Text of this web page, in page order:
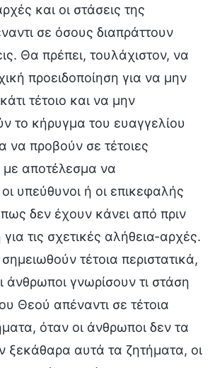
και οι στάσεις της
σε όσους διαπράττουν
Θα πρέπει, τουλάχιστον, να
προειδοποίηση για να μην
τέτοιο και να μην
το κήρυγμα του ευαγγελίου
να προβούν σε τέτοιες
με αποτέλεσμα να
υπεύθυνοι ή οι επικεφαλής
πως δεν έχουν κάνει από πριν
τις σχετικές αλήθεια-αρχές.
τέτοια περιστατικά,
άνθρωποι γνωρίσουν τι στάση
Θεού απέναντι σε τέτοια
όταν οι άνθρωποι δεν τα
ξεκάθαρα αυτά τα ζητήματα, οι